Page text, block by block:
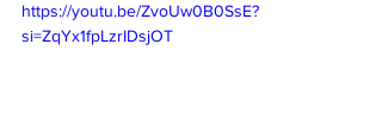
https://youtu.be/ZvoUw0B0SsE?
si=ZqYx1fpLzrIDsjOT